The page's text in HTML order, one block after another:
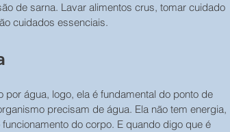
de sarna. Lavar alimentos crus, tomar cuidado
cuidados essenciais.
água, logo, ela é fundamental do ponto de
precisam de água. Ela não tem energia,
do corpo. E quando digo que é